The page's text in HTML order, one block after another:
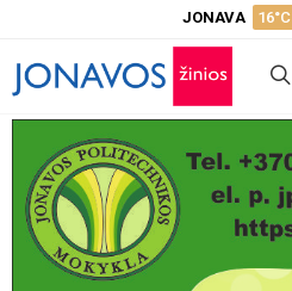
JONAVA 16°C